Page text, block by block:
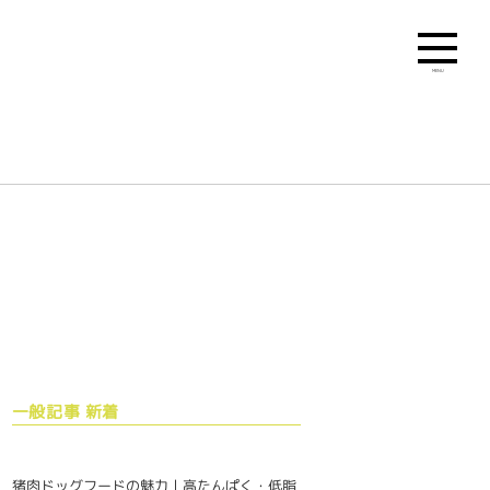
MENU
一般記事 新着
猪肉ドッグフードの魅力｜高たんぱく・低脂